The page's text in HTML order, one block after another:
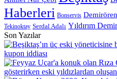
Haberleri Bonservis Demirören
Tekinoktay Serdal Adalı Yıldırım
Son Yazılar